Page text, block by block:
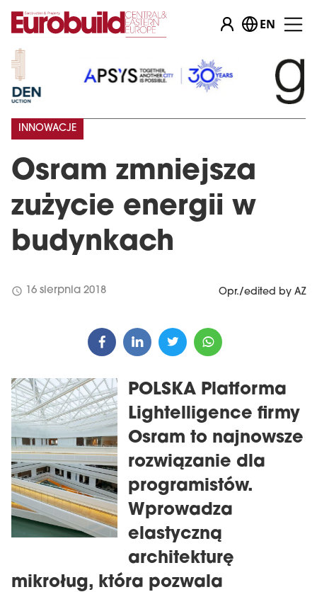
EN
Osram zmniejsza
zużycie energii w
budynkach
INNOWACJE
schedule 16 sierpnia 2018 Opr./edited by AZ
POLSKA Platforma
Lightelligence firmy
Osram to najnowsze
rozwiązanie dla
programistów.
Wprowadza
elastyczną
architekturę
mikroług, która pozwala